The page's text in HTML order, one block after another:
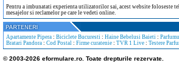
Pentru a imbunatati experienta utilizatorilor sai, acest website foloseste
mesajelor si reclamelor pe care le vedeti online.
Apartamente Pipera : Biciclete Bucuresti : Haine Bebelusi Baieti :
Bratari Pandora : Cod Postal : Firme curatenie : TVR 1 Live : Testere
© 2003-2026 eformulare.ro. Toate drepturile rezervate.